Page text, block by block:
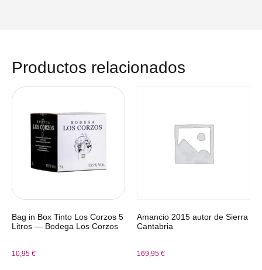
Productos relacionados
Bag in Box Tinto Los Corzos 5
Litros — Bodega Los Corzos
10,95 €
Amancio 2015 autor de Sierra
Cantabria
169,95 €